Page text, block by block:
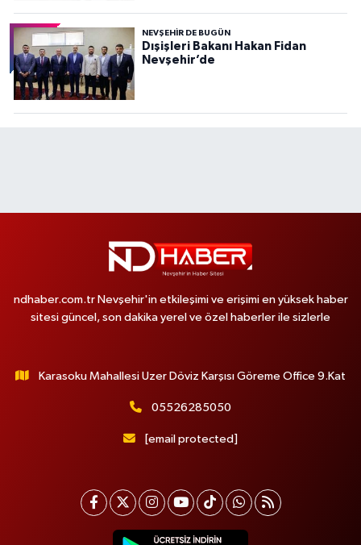
NEVŞEHIR DE BUGÜN
Dışişleri Bakanı Hakan Fidan
Nevşehir’de
ndhaber.com.tr Nevşehir'in etkileşimi ve erişimi en yüksek haber
sitesi güncel, son dakika yerel ve özel haberler ile sizlerle
Karasoku Mahallesi Uzer Döviz Karşısı Göreme Office 9.Kat
05526285050
[email protected]